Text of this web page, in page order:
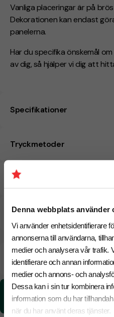
Denna webbplats använder
Vi använder enhetsidentifierare
annonserna till användarna,
medier och analysera vår trafik.
identifierare och annan
medier och annons- och
Dessa kan i sin tur kombinera
information som du har
när du har använt deras tjänster.
Vanliga placeringar är på
Dekorationen kan endast
panelerna.
Har du specifika önskemål
av dig, så hjälper vi dig att
Specifikationer
Tryckmetoder
Pristabell
CO₂e -avtryck
18 Augusti
CO₂e -avtryck:
4,29738723040219 kg